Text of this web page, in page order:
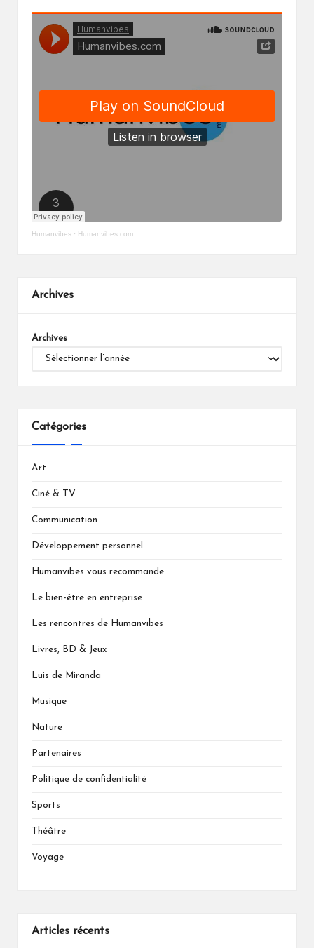
Humanvibes · Humanvibes.com
Archives
Archives
Catégories
Art
Ciné & TV
Communication
Développement personnel
Humanvibes vous recommande
Le bien-être en entreprise
Les rencontres de Humanvibes
Livres, BD & Jeux
Luis de Miranda
Musique
Nature
Partenaires
Politique de confidentialité
Sports
Théâtre
Voyage
Articles récents